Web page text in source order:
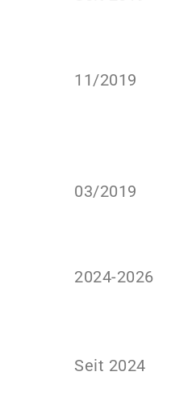
11/2019
03/2019
2024-2026
Seit 2024